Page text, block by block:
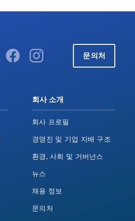
문의처
회사 소개
회사 프로필
경영진 및 기업 지배 구조
환경, 사회 및 거버넌스
뉴스
채용 정보
문의처